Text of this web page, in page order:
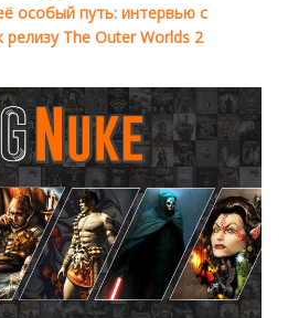
особый путь: интервью с
релизу The Outer Worlds 2